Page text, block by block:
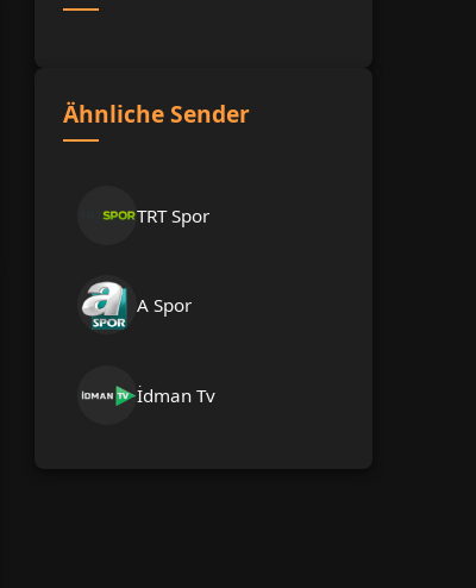
Ähnliche Sender
TRT Spor
A Spor
İdman Tv